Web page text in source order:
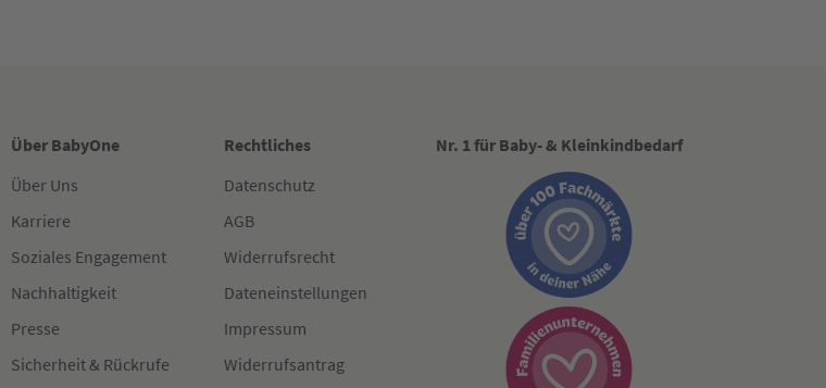
Über BabyOne
Über Uns
Karriere
Soziales Engagement
Nachhaltigkeit
Presse
Sicherheit & Rückrufe
Rechtliches
Datenschutz
AGB
Widerrufsrecht
Dateneinstellungen
Impressum
Widerrufsantrag
Nr. 1 für Baby- & Kleinkindbedarf